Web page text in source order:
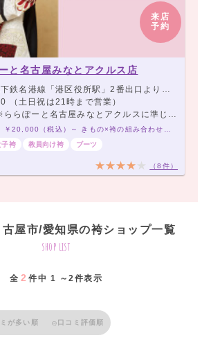
来店
予約
と名古屋みなとアクルス店
役所駅」2番出口より徒歩2分、地下鉄名港線「東海通駅」3番出口より徒歩3分
（土日祝は21時まで営業）
ぽーと名古屋みなとアクルスに準じます。）
子袴 教員向け袴 ブーツ
（8件）
屋市/愛知県の袴ショップ一覧
shop list
全 2 件中 1 ～2件表示
が多い順 口コミ評価順